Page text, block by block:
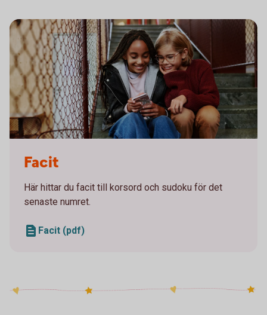
Facit
Här hittar du facit till korsord och sudoku för det
senaste numret.
Facit (pdf)